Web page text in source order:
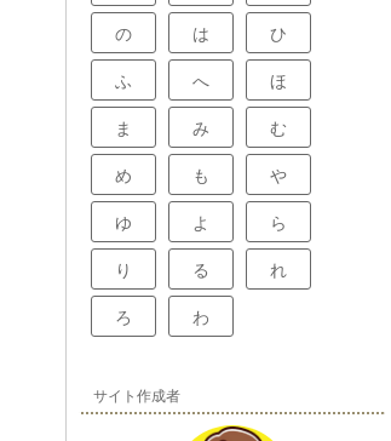
の は ひ
ふ へ ほ
ま み む
め も や
ゆ よ ら
り る れ
ろ わ
サイト作成者